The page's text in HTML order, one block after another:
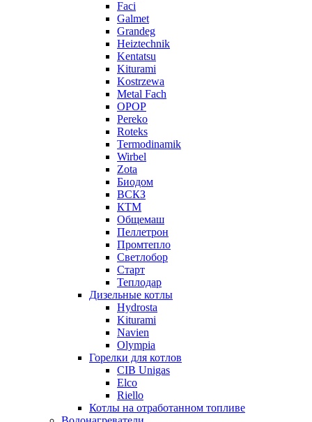
Faci
Galmet
Grandeg
Heiztechnik
Kentatsu
Kiturami
Kostrzewa
Metal Fach
OPOP
Pereko
Roteks
Termodinamik
Wirbel
Zota
Биодом
ВСКЗ
КТМ
Общемаш
Пеллетрон
Промтепло
Светлобор
Старт
Теплодар
Дизельные котлы
Hydrosta
Kiturami
Navien
Olympia
Горелки для котлов
CIB Unigas
Elco
Riello
Котлы на отработанном топливе